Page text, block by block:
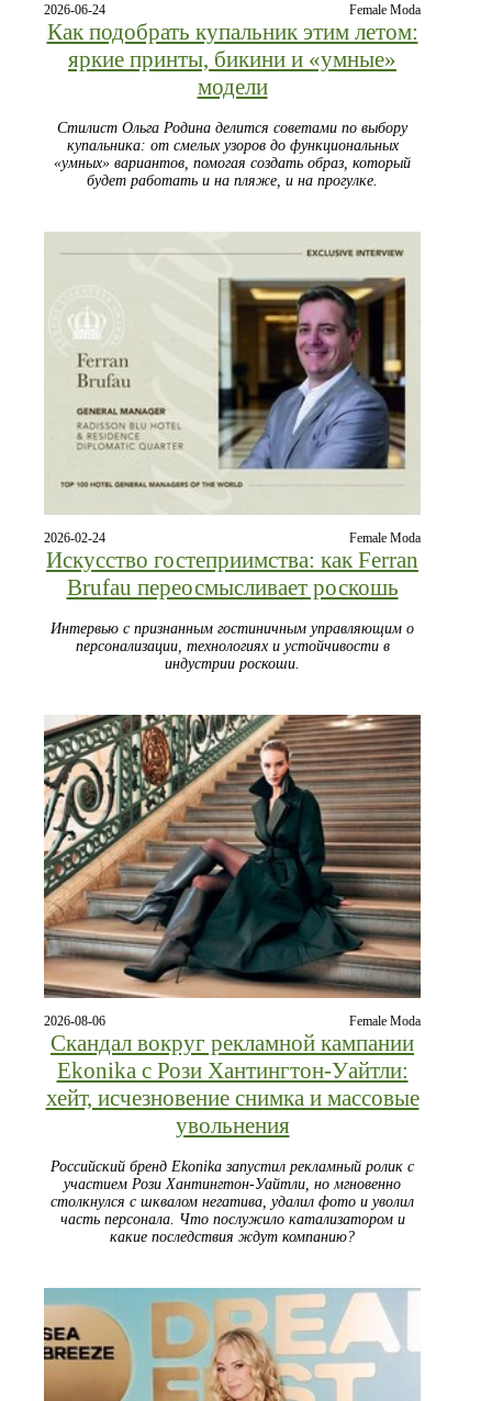
2026-06-24 Female Moda
Как подобрать купальник этим летом:
яркие принты, бикини и «умные»
модели
Стилист Ольга Родина делится советами по выбору
купальника: от смелых узоров до функциональных
«умных» вариантов, помогая создать образ, который
будет работать и на пляже, и на прогулке.
2026-02-24 Female Moda
Искусство гостеприимства: как Ferran
Brufau переосмысливает роскошь
Интервью с признанным гостиничным управляющим о
персонализации, технологиях и устойчивости в
индустрии роскоши.
2026-08-06 Female Moda
Скандал вокруг рекламной кампании
Ekonika с Рози Хантингтон‑Уайтли:
хейт, исчезновение снимка и массовые
увольнения
Российский бренд Ekonika запустил рекламный ролик с
участием Рози Хантингтон‑Уайтли, но мгновенно
столкнулся с шквалом негатива, удалил фото и уволил
часть персонала. Что послужило катализатором и
какие последствия ждут компанию?